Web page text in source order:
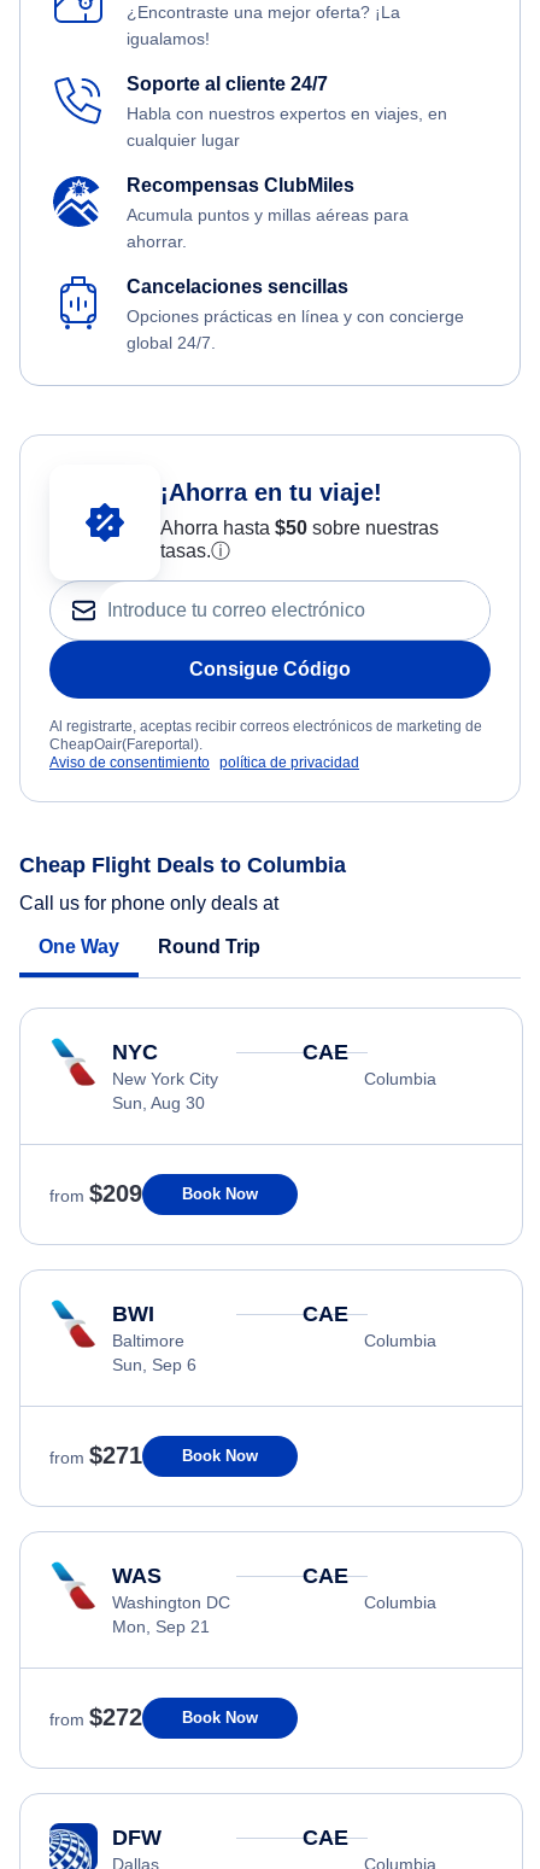
¿Encontraste una mejor oferta? ¡La
igualamos!
Soporte al cliente 24/7
Habla con nuestros expertos en viajes, en
cualquier lugar
Recompensas ClubMiles
Acumula puntos y millas aéreas para
ahorrar.
Cancelaciones sencillas
Opciones prácticas en línea y con concierge
global 24/7.
¡Ahorra en tu viaje!
Ahorra hasta $50sobre nuestras
tasas.ⓘ
Consigue Código
Al registrarte, aceptas recibir correos electrónicos de marketing de
CheapOair(Fareportal).
Aviso de consentimiento política de privacidad
Cheap Flight Deals to Columbia
Call us for phone only deals at
One Way Round Trip
NYC
New York City
Sun, Aug 30
CAE
Columbia
from $209 Book Now
BWI
Baltimore
Sun, Sep 6
CAE
Columbia
from $271 Book Now
WAS
Washington DC
Mon, Sep 21
CAE
Columbia
from $272 Book Now
DFW
Dallas
CAE
Columbia